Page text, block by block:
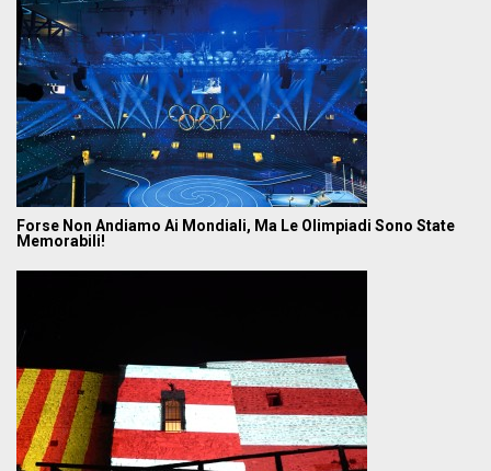
Forse Non Andiamo Ai Mondiali, Ma Le Olimpiadi Sono State
Memorabili!